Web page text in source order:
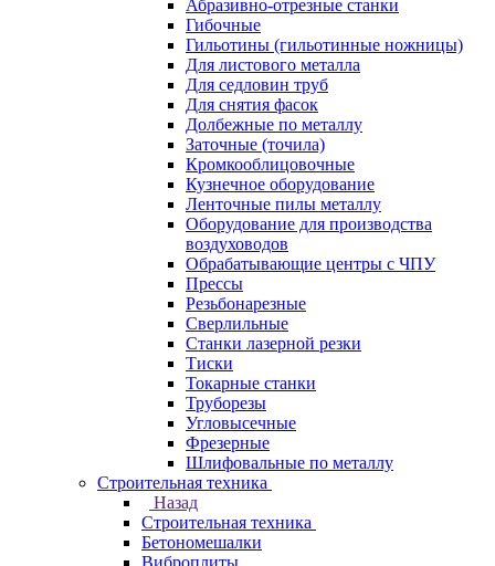
Абразивно-отрезные станки
Гибочные
Гильотины (гильотинные ножницы)
Для листового металла
Для седловин труб
Для снятия фасок
Долбежные по металлу
Заточные (точила)
Кромкооблицовочные
Кузнечное оборудование
Ленточные пилы металлу
Оборудование для производства
воздуховодов
Обрабатывающие центры с ЧПУ
Прессы
Резьбонарезные
Сверлильные
Станки лазерной резки
Тиски
Токарные станки
Труборезы
Угловысечные
Фрезерные
Шлифовальные по металлу
Строительная техника
Назад
Строительная техника
Бетономешалки
Виброплиты